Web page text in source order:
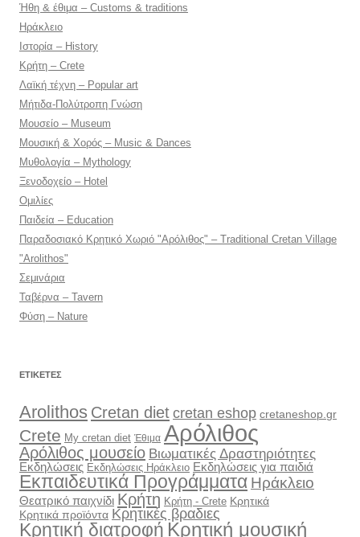
Ήθη & έθιμα – Customs & traditions
Ηράκλειο
Ιστορία – History
Κρήτη – Crete
Λαϊκή τέχνη – Popular art
Μήτιδα-Πολύτροπη Γνώση
Μουσείο – Museum
Μουσική & Χορός – Music & Dances
Μυθολογία – Mythology
Ξενοδοχείο – Hotel
Ομιλίες
Παιδεία – Education
Παραδοσιακό Κρητικό Χωριό "Αρόλιθος" – Traditional Cretan Village
"Arolithos"
Σεμινάρια
Ταβέρνα – Tavern
Φύση – Nature
ΕΤΙΚΈΤΕΣ
Arolithos Cretan dietcretan eshop cretaneshop.gr
Crete My cretan diet Έθιμα Αρόλιθος
Αρόλιθος μουσείο Βιωματικές Δραστηριότητες
Εκδηλώσεις Εκδηλώσεις Ηράκλειο Εκδηλώσεις για παιδιά
Εκπαιδευτικά Προγράμματα Ηράκλειο
Θεατρικό παιχνίδι Κρήτη Κρήτη - Crete Κρητικά
Κρητικά προϊόντα Κρητικές βραδιες
Κρητική διατροφή Κρητική μουσική